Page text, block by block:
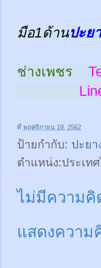
มือ1ด้านปะย
ช่างเพชร
Line
ที่ พฤศจิกายน 19, 2562
ป้ายกำกับ: ปะย
ตำแหน่ง:ประเท
ไม่มีความคิ
แสดงความ